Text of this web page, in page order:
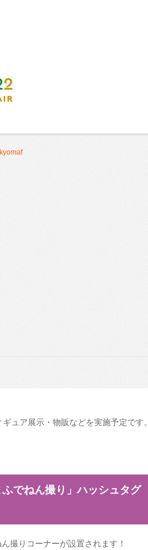
ュア展示・物販などを実施予定です。
でねん撮り」ハッシュタグ
撮りコーナーが設置されます！